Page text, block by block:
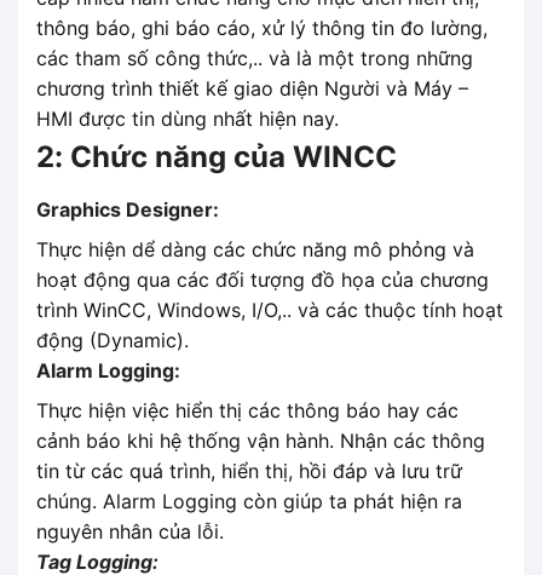
thông báo, ghi báo cáo, xử lý thông tin đo lường,
các tham số công thức,.. và là một trong những
chương trình thiết kế giao diện Người và Máy –
HMI được tin dùng nhất hiện nay.
2: Chức năng của WINCC
Graphics Designer:
Thực hiện dể dàng các chức năng mô phỏng và
hoạt động qua các đối tượng đồ họa của chương
trình WinCC, Windows, I/O,.. và các thuộc tính hoạt
động (Dynamic).
Alarm Logging:
Thực hiện việc hiển thị các thông báo hay các
cảnh báo khi hệ thống vận hành. Nhận các thông
tin từ các quá trình, hiển thị, hồi đáp và lưu trữ
chúng. Alarm Logging còn giúp ta phát hiện ra
nguyên nhân của lỗi.
Tag Logging: